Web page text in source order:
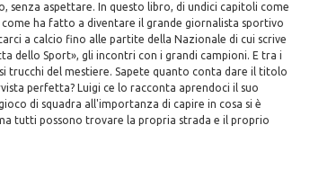
senza aspettare. In questo libro, di undici capitoli come
ha fatto a diventare il grande giornalista sportivo
a calcio fino alle partite della Nazionale di cui scrive
dello Sport», gli incontri con i grandi campioni. E tra i
trucchi del mestiere. Sapete quanto conta dare il titolo
perfetta? Luigi ce lo racconta aprendoci il suo
di squadra all'importanza di capire in cosa si è
tutti possono trovare la propria strada e il proprio